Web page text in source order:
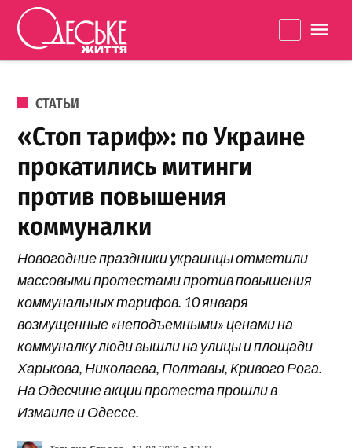
Перейти к содержанию
життя
ОПУБЛИКОВАНО В
СТАТЬИ
«Стоп тариф»: по Украине
прокатились митинги
против повышения
коммуналки
Новогодние праздники украинцы отметили
массовыми протестами против повышения
коммунальных тарифов. 10 января
возмущенные «неподъемными» ценами на
коммуналку люди вышли на улицы и площади
Харькова, Николаева, Полтавы, Кривого Рога.
На Одесчине акции протеста прошли в
Измаиле и Одессе.